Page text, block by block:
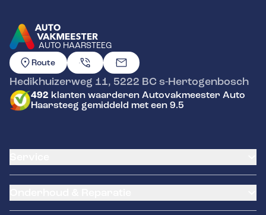
AUTO HAARSTEEG
GA NAAR DE HOMEPAGINA
Route
Hedikhuizerweg 11, 5222 BC s-Hertogenbosch
492 klanten waarderen Autovakmeester Auto
Haarsteeg gemiddeld met een 9.5
Banden service